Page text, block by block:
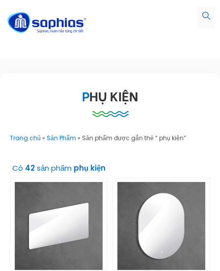
PHỤ KIỆN
Trang chủ » Sản Phẩm » Sản phẩm được gắn thẻ “ phụ kiện”
Có 42sản phẩm phụ kiện